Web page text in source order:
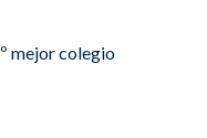
mejor colegio